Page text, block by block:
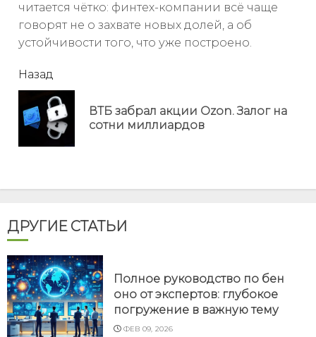
читается чётко: финтех-компании всё чаще
говорят не о захвате новых долей, а об
устойчивости того, что уже построено.
читать
еще
Назад
ВТБ забрал акции Ozon. Залог на
сотни миллиардов
ДРУГИЕ СТАТЬИ
Полное руководство по бен
оно от экспертов: глубокое
погружение в важную тему
ФЕВ 09, 2026